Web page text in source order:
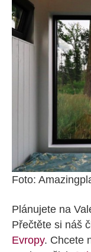
Foto:
Plánujete na
Přečtěte si náš
Evropy. Chcete